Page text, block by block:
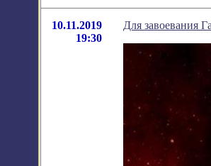
10.11.2019
19:30
Для завоевания